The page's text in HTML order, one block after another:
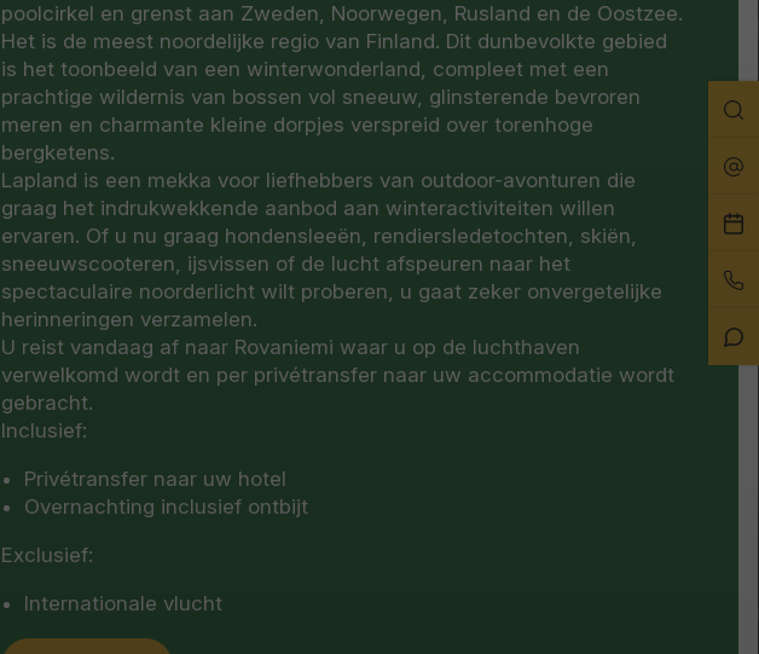
Bel
poolcirkel en grenst aan Zweden, Noorwegen, Rusland en de Oostzee.
Het is de meest noordelijke regio van Finland. Dit dunbevolkte gebied
is het toonbeeld van een winterwonderland, compleet met een
prachtige wildernis van bossen vol sneeuw, glinsterende bevroren
meren en charmante kleine dorpjes verspreid over torenhoge
bergketens.
Lapland is een mekka voor liefhebbers van outdoor-avonturen die
graag het indrukwekkende aanbod aan winteractiviteiten willen
ervaren. Of u nu graag hondensleeën, rendiersledetochten, skiën,
sneeuwscooteren, ijsvissen of de lucht afspeuren naar het
spectaculaire noorderlicht wilt proberen, u gaat zeker onvergetelijke
herinneringen verzamelen.
U reist vandaag af naar Rovaniemi waar u op de luchthaven
verwelkomd wordt en per privétransfer naar uw accommodatie wordt
gebracht.
Inclusief:
Privétransfer naar uw hotel
Overnachting inclusief ontbijt
Exclusief:
Internationale vlucht